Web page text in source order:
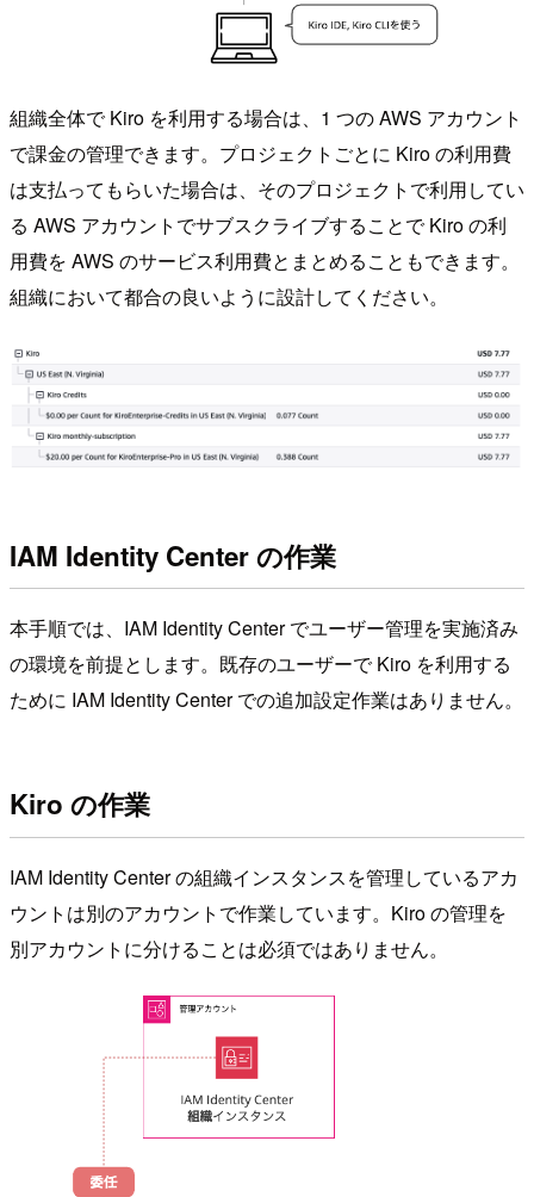
組織全体で Kiro を利用する場合は、1 つの AWS アカウント
で課金の管理できます。プロジェクトごとに Kiro の利用費
は支払ってもらいた場合は、そのプロジェクトで利用してい
る AWS アカウントでサブスクライブすることで Kiro の利
用費を AWS のサービス利用費とまとめることもできます。
組織において都合の良いように設計してください。
IAM Identity Center の作業
本手順では、IAM Identity Center でユーザー管理を実施済み
の環境を前提とします。既存のユーザーで Kiro を利用する
ために IAM Identity Center での追加設定作業はありません。
Kiro の作業
IAM Identity Center の組織インスタンスを管理しているアカ
ウントは別のアカウントで作業しています。Kiro の管理を
別アカウントに分けることは必須ではありません。